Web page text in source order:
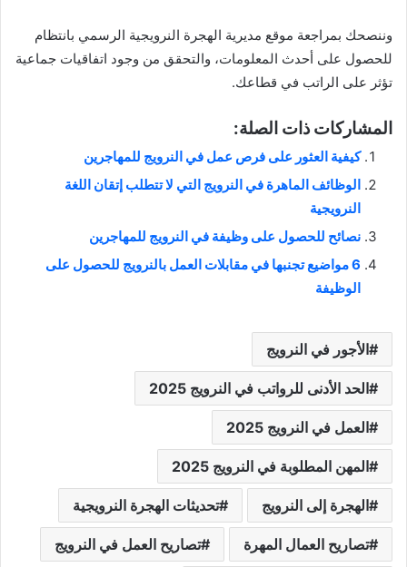
وننصحك بمراجعة موقع مديرية الهجرة النرويجية الرسمي بانتظام
للحصول على أحدث المعلومات، والتحقق من وجود اتفاقيات جماعية
تؤثر على الراتب في قطاعك.
المشاركات ذات الصلة:
كيفية العثور على فرص عمل في النرويج للمهاجرين
الوظائف الماهرة في النرويج التي لا تتطلب إتقان اللغة
النرويجية
نصائح للحصول على وظيفة في النرويج للمهاجرين
6 مواضيع تجنبها في مقابلات العمل بالنرويج للحصول على
الوظيفة
الأجور في النرويج
الحد الأدنى للرواتب في النرويج 2025
العمل في النرويج 2025
المهن المطلوبة في النرويج 2025
الهجرة إلى النرويج تحديثات الهجرة النرويجية
تصاريح العمال المهرة تصاريح العمل في النرويج